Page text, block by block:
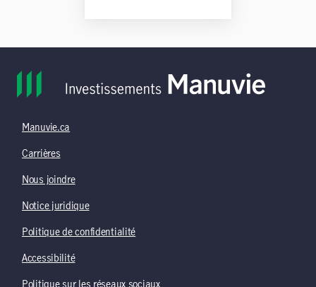
Manuvie.ca
Carrières
Nous joindre
Notice juridique
Politique de confidentialité
Accessibilité
Politique sur les réseaux sociaux